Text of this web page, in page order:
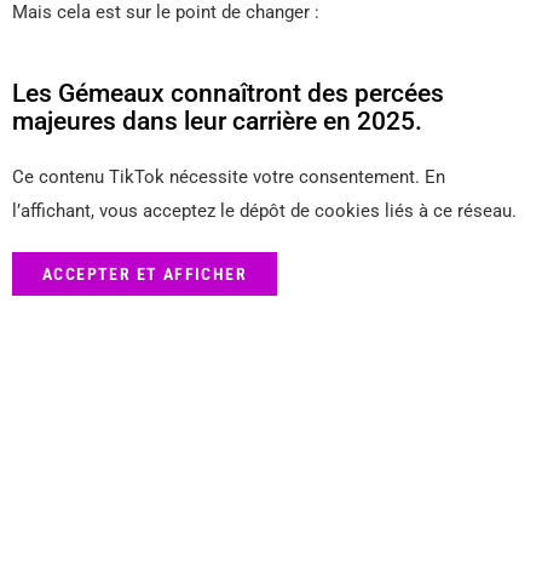
Mais cela est sur le point de changer :
Les Gémeaux connaîtront des percées
majeures dans leur carrière en 2025.
Ce contenu TikTok nécessite votre consentement. En
l’affichant, vous acceptez le dépôt de cookies liés à ce réseau.
ACCEPTER ET AFFICHER